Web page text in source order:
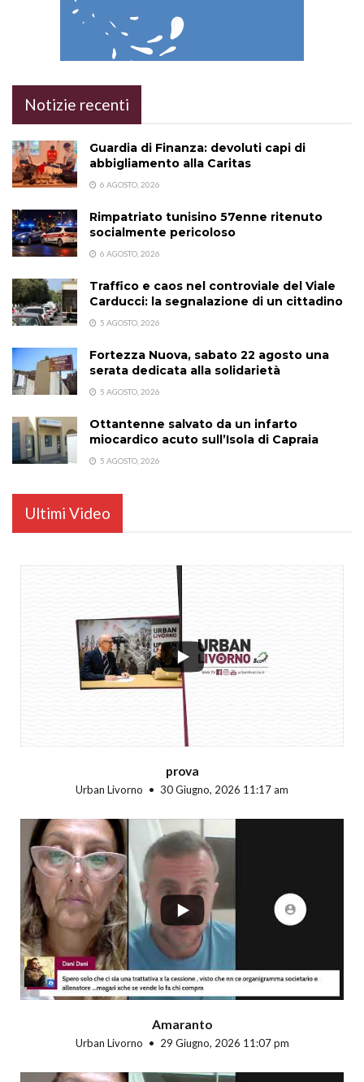
Notizie recenti
Guardia di Finanza: devoluti capi di
abbigliamento alla Caritas
6 AGOSTO, 2026
Rimpatriato tunisino 57enne ritenuto
socialmente pericoloso
6 AGOSTO, 2026
Traffico e caos nel controviale del Viale
Carducci: la segnalazione di un cittadino
5 AGOSTO, 2026
Fortezza Nuova, sabato 22 agosto una
serata dedicata alla solidarietà
5 AGOSTO, 2026
Ottantenne salvato da un infarto
miocardico acuto sull’Isola di Capraia
5 AGOSTO, 2026
Ultimi Video
prova
Urban Livorno 30 Giugno, 2026 11:17 am
Amaranto
Urban Livorno 29 Giugno, 2026 11:07 pm